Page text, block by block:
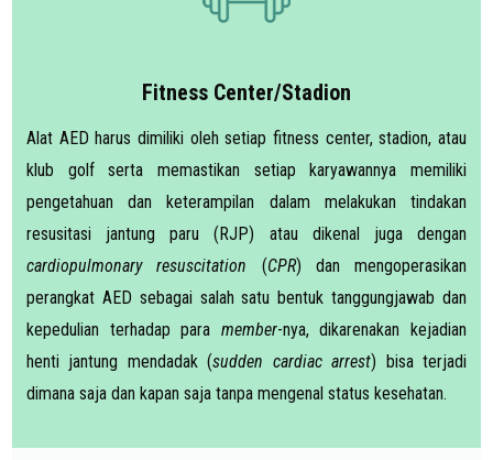
Fitness Center/Stadion
Alat AED harus dimiliki oleh setiap fitness center, stadion, atau
klub golf serta memastikan setiap karyawannya memiliki
pengetahuan dan keterampilan dalam melakukan tindakan
resusitasi jantung paru (RJP) atau dikenal juga dengan
cardiopulmonary resuscitation (CPR) dan mengoperasikan
perangkat AED sebagai salah satu bentuk tanggungjawab dan
kepedulian terhadap para member-nya, dikarenakan kejadian
henti jantung mendadak (sudden cardiac arrest) bisa terjadi
dimana saja dan kapan saja tanpa mengenal status kesehatan.